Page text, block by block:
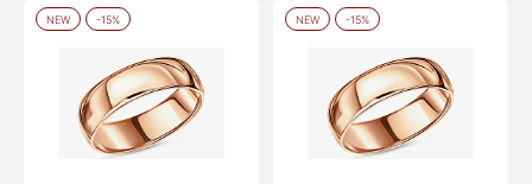
NEW -15% NEW -15%